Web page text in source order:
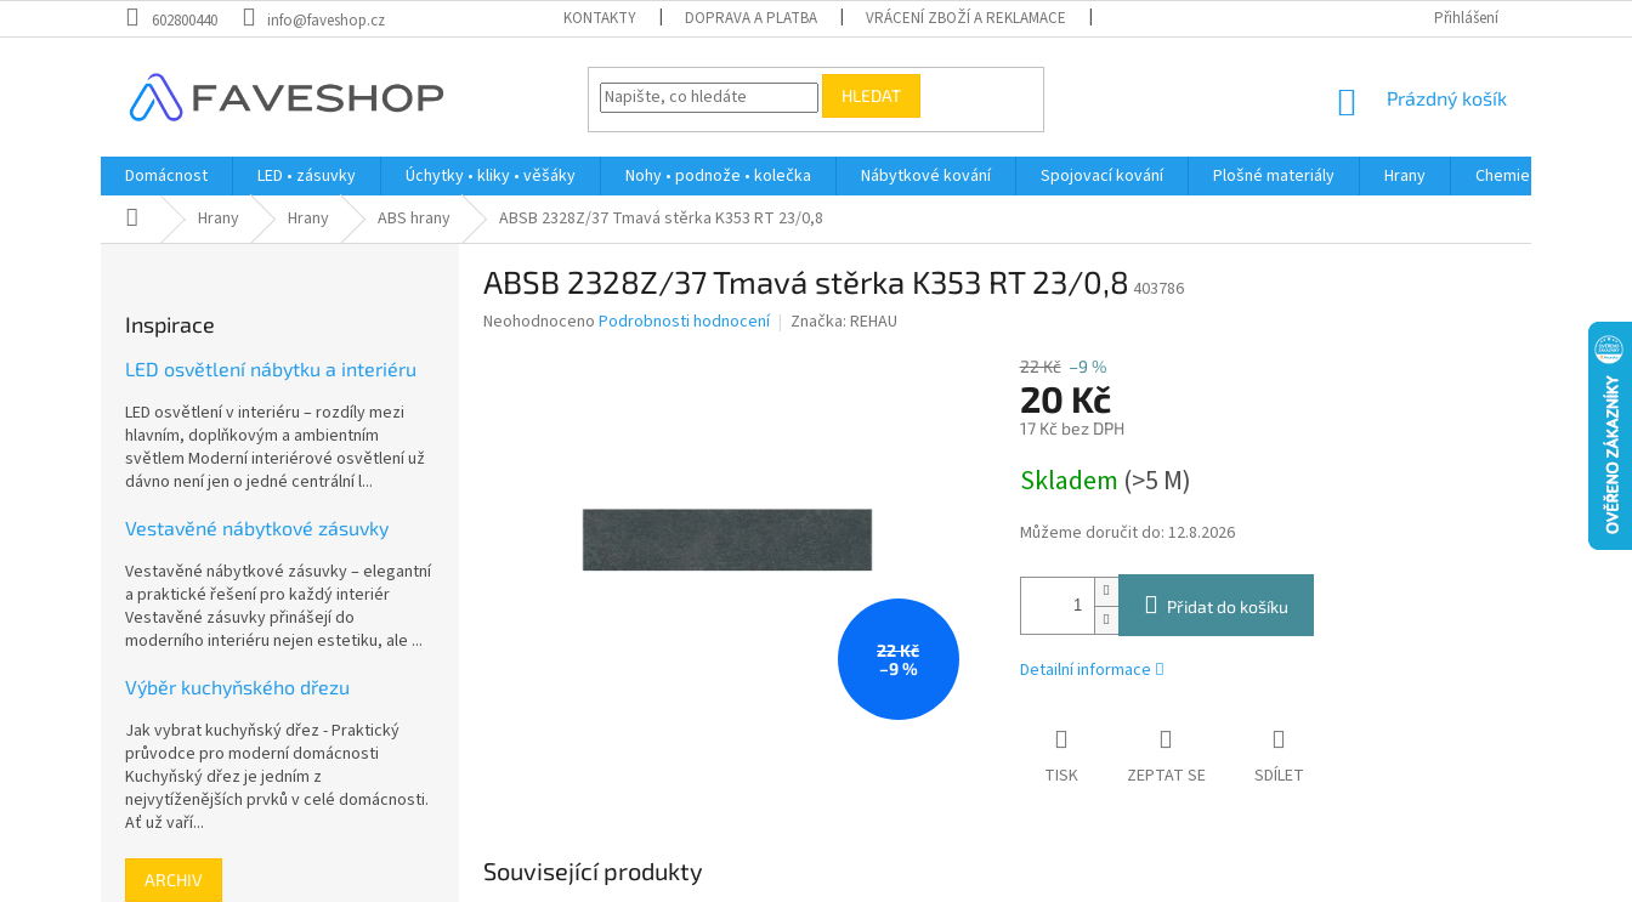
na
602800440 info@faveshop.cz KONTAKTY DOPRAVA A PLATBA VRÁCENÍ ZBOŽÍ A REKLAMACE PODMÍNKY OCHRANY OSOBNÍCH ÚDAJŮ
Přihlášení
HLEDAT
NÁKUPNÍ
Prázdný košík
Domácnost LED • zásuvky Úchytky • kliky • věšáky Nohy • podnože • kolečka Nábytkové kování Spojovací kování Plošné materiály Hrany
Chemie • doplňky
Domů Hrany Hrany ABS hrany ABSB 2328Z/37 Tmavá stěrka K353 RT 23/0,8
Inspirace
LED osvětlení nábytku a interiéru
LED osvětlení v interiéru – rozdíly mezi
hlavním, doplňkovým a ambientním
světlem Moderní interiérové osvětlení už
dávno není jen o jedné centrální l...
Vestavěné nábytkové zásuvky
Vestavěné nábytkové zásuvky – elegantní
a praktické řešení pro každý interiér
Vestavěné zásuvky přinášejí do
moderního interiéru nejen estetiku, ale ...
Výběr kuchyňského dřezu
Jak vybrat kuchyňský dřez - Praktický
průvodce pro moderní domácnosti
Kuchyňský dřez je jedním z
nejvytíženějších prvků v celé domácnosti.
Ať už vaří...
ARCHIV
ABSB 2328Z/37 Tmavá stěrka K353 RT 23/0,8 403786
Průměrné
Neohodnoceno Podrobnosti hodnocení Značka: REHAU
22 Kč
–9 %
22 Kč –9 %
20 Kč
17 Kč bez DPH
cena:
Skladem (>5 M)
Můžeme doručit do: 12.8.2026
Přidat do košíku
Detailní informace
TISK ZEPTAT SE SDÍLET
Související produkty